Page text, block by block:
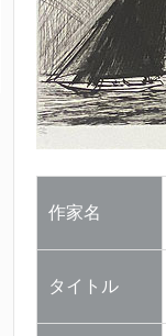
作家名
タイトル